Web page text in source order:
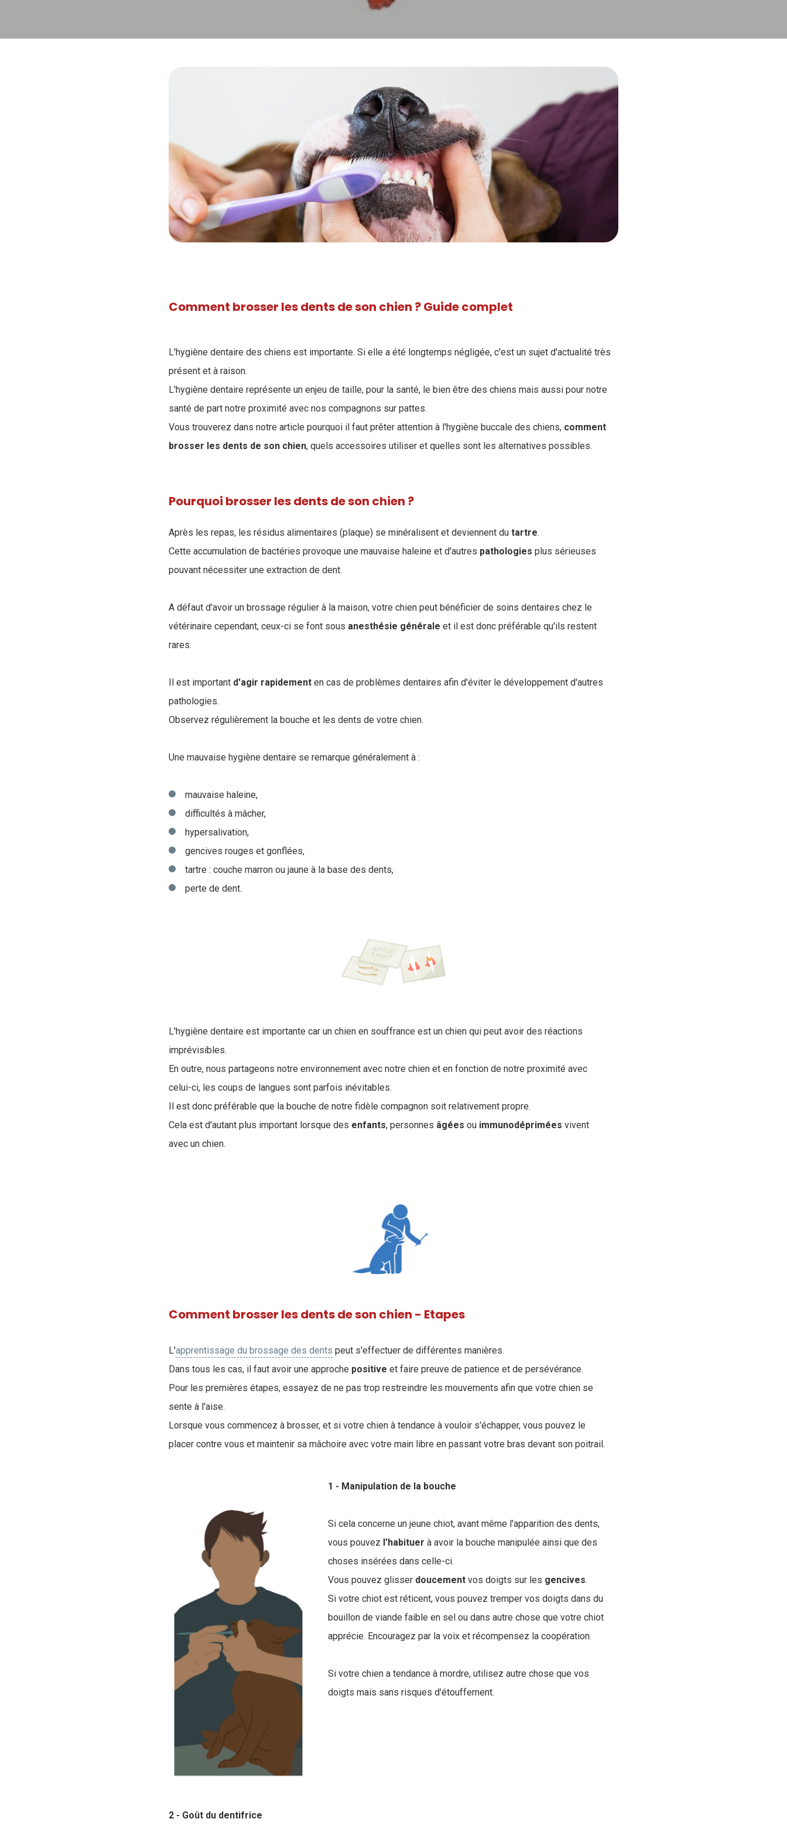
Comment brosser les dents de son chien ? Guide complet
L'hygiène dentaire des chiens est importante. Si elle a été longtemps négligée, c'est un sujet d'actualité très
présent et à raison.
L'hygiène dentaire représente un enjeu de taille, pour la santé, le bien être des chiens mais aussi pour notre
santé de part notre proximité avec nos compagnons sur pattes.
Vous trouverez dans notre article pourquoi il faut prêter attention à l'hygiène buccale des chiens, comment
brosser les dents de son chien, quels accessoires utiliser et quelles sont les alternatives possibles.
Pourquoi brosser les dents de son chien ?
Après les repas, les résidus alimentaires (plaque) se minéralisent et deviennent du tartre.
Cette accumulation de bactéries provoque une mauvaise haleine et d'autres pathologies plus sérieuses
pouvant nécessiter une extraction de dent.
A défaut d'avoir un brossage régulier à la maison, votre chien peut bénéficier de soins dentaires chez le
vétérinaire cependant, ceux-ci se font sous anesthésie générale et il est donc préférable qu'ils restent
rares.
Il est important d'agir rapidement en cas de problèmes dentaires afin d'éviter le développement d'autres
pathologies.
Observez régulièrement la bouche et les dents de votre chien.
Une mauvaise hygiène dentaire se remarque généralement à :
mauvaise haleine,
difficultés à mâcher,
hypersalivation,
gencives rouges et gonflées,
tartre : couche marron ou jaune à la base des dents,
perte de dent.
L'hygiène dentaire est importante car un chien en souffrance est un chien qui peut avoir des réactions
imprévisibles.
En outre, nous partageons notre environnement avec notre chien et en fonction de notre proximité avec
celui-ci, les coups de langues sont parfois inévitables.
Il est donc préférable que la bouche de notre fidèle compagnon soit relativement propre.
Cela est d'autant plus important lorsque des enfants, personnes âgées ou immunodéprimées vivent
avec un chien.
Comment brosser les dents de son chien - Etapes
L'apprentissage du brossage des dents peut s'effectuer de différentes manières.
Dans tous les cas, il faut avoir une approche positive et faire preuve de patience et de persévérance.
Pour les premières étapes, essayez de ne pas trop restreindre les mouvements afin que votre chien se
sente à l'aise.
Lorsque vous commencez à brosser, et si votre chien à tendance à vouloir s'échapper, vous pouvez le
placer contre vous et maintenir sa mâchoire avec votre main libre en passant votre bras devant son poitrail.
1 - Manipulation de la bouche
Si cela concerne un jeune chiot, avant même l'apparition des dents,
vous pouvez l'habituer à avoir la bouche manipulée ainsi que des
choses insérées dans celle-ci.
Vous pouvez glisser doucement vos doigts sur les gencives.
Si votre chiot est réticent, vous pouvez tremper vos doigts dans du
bouillon de viande faible en sel ou dans autre chose que votre chiot
apprécie. Encouragez par la voix et récompensez la coopération.
Si votre chien a tendance à mordre, utilisez autre chose que vos
doigts mais sans risques d'étouffement.
2 - Goût du dentifrice